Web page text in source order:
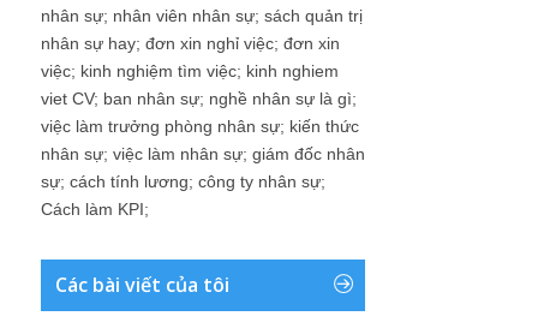
nhân sự; nhân viên nhân sự; sách quản trị
nhân sự hay; đơn xin nghỉ việc; đơn xin
việc; kinh nghiệm tìm việc; kinh nghiem
viet CV; ban nhân sự; nghề nhân sự là gì;
việc làm trưởng phòng nhân sự; kiến thức
nhân sự; việc làm nhân sự; giám đốc nhân
sự; cách tính lương; công ty nhân sự;
Cách làm KPI;
Các bài viết của tôi